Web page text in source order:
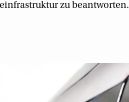
zu beantworten.